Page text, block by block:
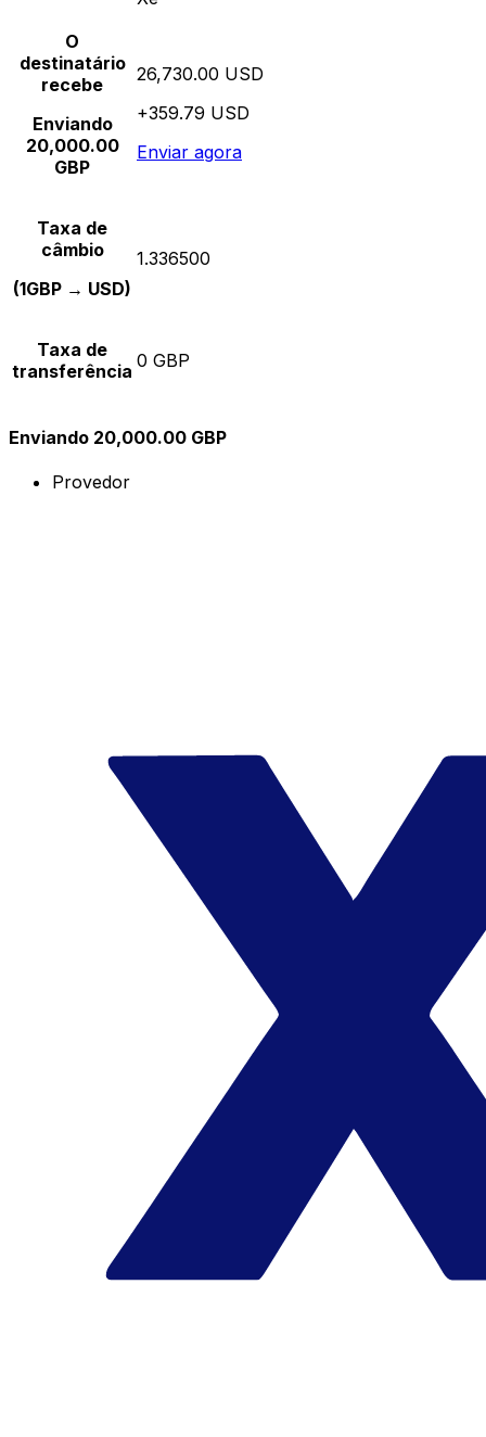
O
destinatário
recebe
Enviando
20,000.00
GBP
26,730.00 USD
+359.79 USD
Enviar agora
Taxa de
câmbio
(1GBP → USD)
1.336500
Taxa de
transferência 0 GBP
Enviando 20,000.00 GBP
Provedor